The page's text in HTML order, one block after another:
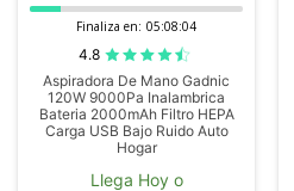
Finaliza en: 05:08:03
4.8
Aspiradora De Mano Gadnic
120W 9000Pa Inalambrica
Bateria 2000mAh Filtro HEPA
Carga USB Bajo Ruido Auto
Hogar
Llega Hoy o